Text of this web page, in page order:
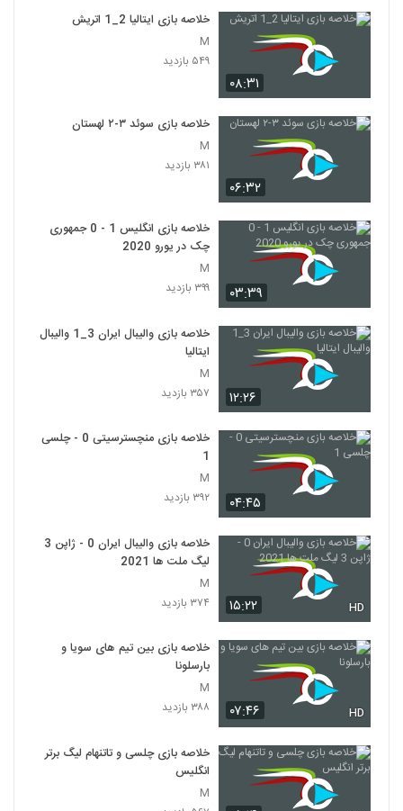
۰۸:۳۱
خلاصه بازی ایتالیا 2_1 اتريش
M
۵۴۹ بازدید
۰۶:۳۲
خلاصه بازی سوئد ۳-۲ لهستان
M
۳۸۱ بازدید
۰۳:۳۹
خلاصه بازی انگلیس 1 - 0 جمهوری
چک در یورو 2020
M
۳۹۹ بازدید
۱۲:۲۶
خلاصه بازی والیبال ایران 3_1 والیبال
ایتالیا
M
۳۵۷ بازدید
۰۴:۴۵
خلاصه بازی منچسترسیتی 0 - چلسی
1
M
۳۹۲ بازدید
۱۵:۲۲ HD
خلاصه بازی والیبال ایران 0 - ژاپن 3
لیگ ملت ها 2021
M
۳۷۴ بازدید
۰۷:۴۶ HD
خلاصه بازی بین تیم های سویا و
بارسلونا
M
۳۸۸ بازدید
خلاصه بازی چلسی و تاتنهام لیگ برتر
انگلیس
M